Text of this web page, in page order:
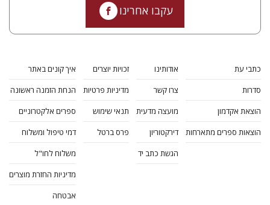
עקבו אחרינו
כתבי עת
סדרות
הוצאת אקדמון
הוצאות ספרים מתארחות
אודותינו
צרו קשר
מועצה מדעית
דירקטוריון
הגשת כתב יד
זכויות יוצרים
מדיניות פרטיות
תנאי שימוש
פרס ברטל
איך קונים באתר
הנחת הזמנה ראשונה
ספרים אלקטרוניים
דמי טיפול ומשלוח
משלוח לחו"ל
מדיניות החזרת מוצרים
אבטחה